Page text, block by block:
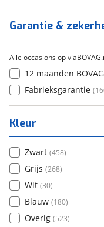
Garantie &
Alle occasions op
12 maanden
Fabrieksgarantie (
Kleur
Zwart (458)
Grijs (268)
Wit (30)
Blauw (180)
Overig (523)